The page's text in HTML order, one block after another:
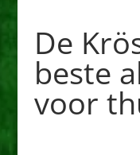
De
beste
voor